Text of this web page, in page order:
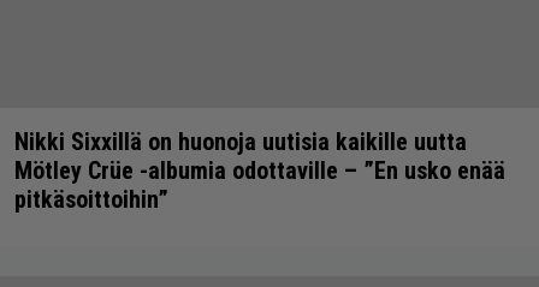
Nikki Sixxillä on huonoja uutisia kaikille uutta
Mötley Crüe -albumia odottaville – ”En usko enää
pitkäsoittoihin”